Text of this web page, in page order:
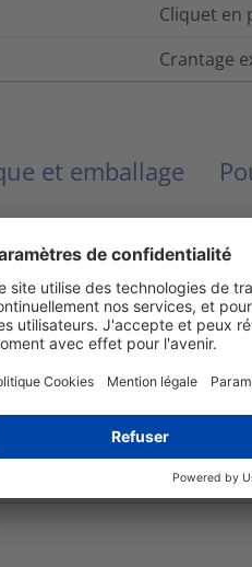
Cliquet en
Crantage
et emballage
Oui
Oui
Lien
Non
De -40 °C